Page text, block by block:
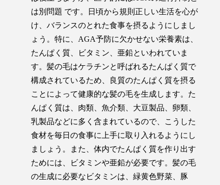
は別問題 です。日頃から規則正しい生活を心が
け、バランスのとれた食事を摂るようにしまし
ょう。特に、AGA予防に欠かせない栄養素は、
たんぱく質、ビタミン、亜鉛といわれていま
す。髪の毛はケラチンと呼ばれるたんぱく質で
構成されているため、良質のたんぱく質を摂る
ことによって健康的な髪の毛を生成します。た
んぱく質は、肉類、魚介類、大豆製品、卵類、
乳製品などに多く含まれているので、こうした
食材を毎日の食事に上手に取り入れるようにし
ましょう。また、体内でたんぱく質を作り出す
ためには、ビタミンや亜鉛が必要です。髪の毛
の生成に必要なビタミンは、緑黄色野菜、豚